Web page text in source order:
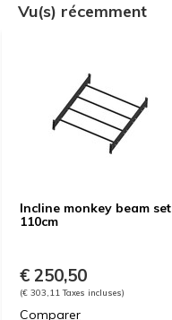
Vu(s) récemment
Incline monkey beam set
110cm
€ 250,50
(€ 303,11 Taxes incluses)
Comparer